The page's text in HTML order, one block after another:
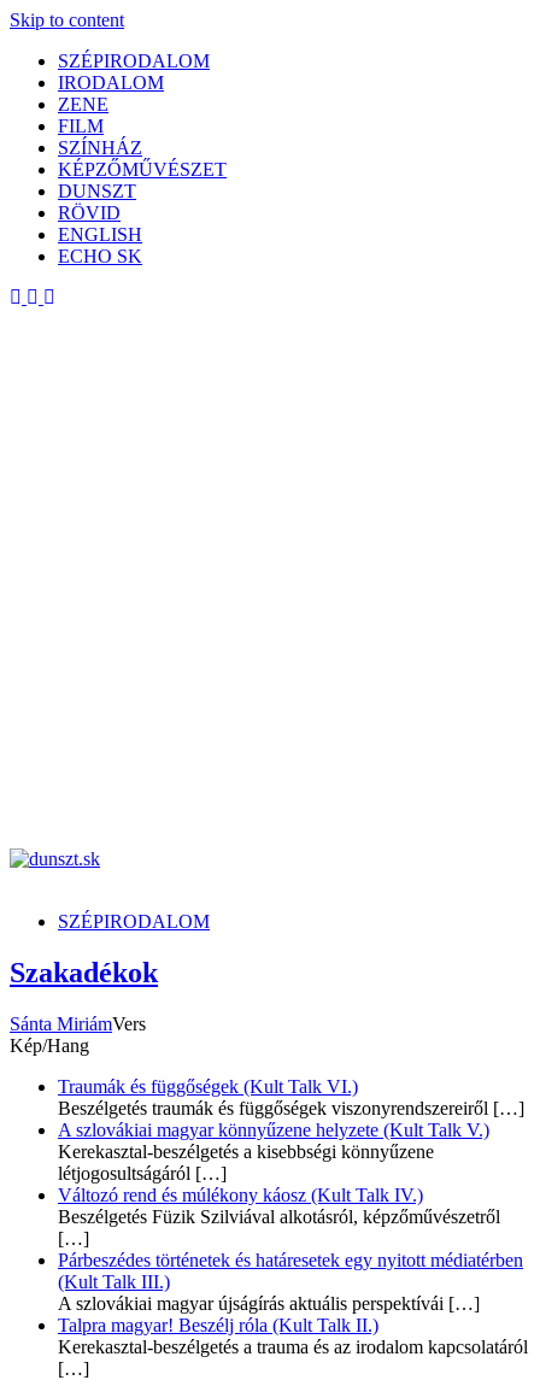
Skip to content
SZÉPIRODALOM
IRODALOM
ZENE
FILM
SZÍNHÁZ
KÉPZŐMŰVÉSZET
DUNSZT
RÖVID
ENGLISH
ECHO SK
SZÉPIRODALOM
Szakadékok
Sánta MiriámVers
Kép/Hang
Traumák és függőségek (Kult Talk VI.)
Beszélgetés traumák és függőségek viszonyrendszereiről […]
A szlovákiai magyar könnyűzene helyzete (Kult Talk V.)
Kerekasztal-beszélgetés a kisebbségi könnyűzene
létjogosultságáról […]
Változó rend és múlékony káosz (Kult Talk IV.)
Beszélgetés Füzik Szilviával alkotásról, képzőművészetről
[…]
Párbeszédes történetek és határesetek egy nyitott médiatérben
(Kult Talk III.)
A szlovákiai magyar újságírás aktuális perspektívái […]
Talpra magyar! Beszélj róla (Kult Talk II.)
Kerekasztal-beszélgetés a trauma és az irodalom kapcsolatáról
[…]